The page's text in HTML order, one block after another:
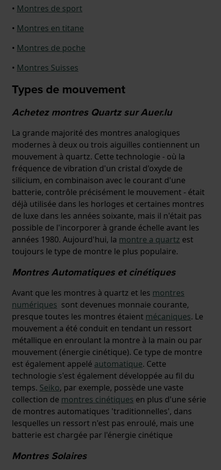
• Montres de sport
• Montres en titane
• Montres de poche
• Montres Suisses
Types de mouvement
Achetez montres Quartz sur Auer.lu
La grande majorité des montres analogiques
modernes à deux ou trois aiguilles contiennent un
mouvement à quartz. Cette technologie - où la
fréquence de vibration d'un cristal d'oxyde de
silicium, en combinaison avec le courant d'une
batterie, contrôle précisément le mouvement - était
déjà utilisée dans les horloges et certaines montres
de luxe dans les années soixante, mais il n'était pas
possible de l'incorporer à grande échelle avant les
années 1980. Aujourd'hui, la montre a quartz est
toujours le type de montre le plus populaire.
Montres Automatiques et cinétiques
Avant que les montres à quartz et les montres
numériques sont devenues monnaie courante,
presque toutes les montres étaient mécaniques. Le
mouvement a été conduit en tendant un ressort
métallique en enroulant la montre à la main ou par
mouvement (énergie cinétique). Ce type de montre
est également appelé automatique. Cette
technologie s'est également développée au fil du
temps. Seiko, par exemple, possède une vaste
collection de montres cinétiques en plus d'une série
de montres automatiques 'traditionnelles', dans
lesquelles un ressort n'est pas enroulé, mais une
batterie est chargée par l'énergie cinétique
Montres Solaires